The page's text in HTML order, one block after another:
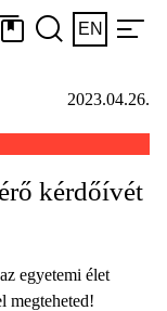
EN
2023.04.26.
kérdőívét
egyetemi élet
megteheted!